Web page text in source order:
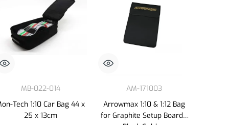
MB-022-014
Tech 1:10 Car Bag 44 x
25 x 13cm
AM-171003
Arrowmax 1:10 & 1:12 Bag
for Graphite Setup Board -